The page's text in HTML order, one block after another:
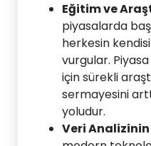
Eğitim ve
piyasalarda
herkesin
vurgular.
için sürekli
sermayesini
yoludur.
Veri